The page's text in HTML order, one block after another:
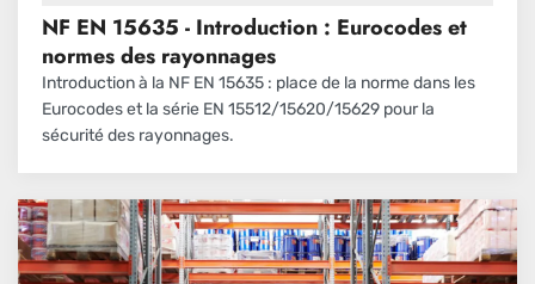
NF EN 15635 - Introduction : Eurocodes et
normes des rayonnages
Introduction à la NF EN 15635 : place de la norme dans les
Eurocodes et la série EN 15512/15620/15629 pour la
sécurité des rayonnages.